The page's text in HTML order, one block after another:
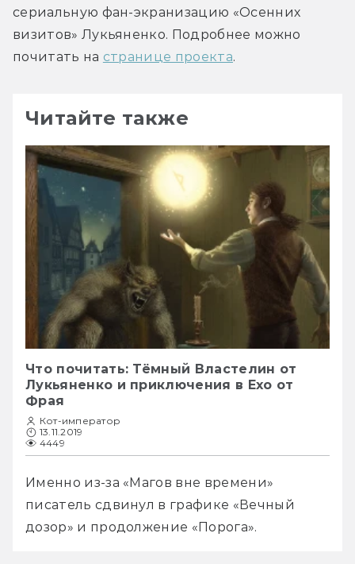
сериальную фан-экранизацию «Осенних
визитов» Лукьяненко. Подробнее можно
почитать на странице проекта.
Читайте также
Что почитать: Тёмный Властелин от
Лукьяненко и приключения в Ехо от
Фрая
Кот-император
13.11.2019
4449
Именно из-за «Магов вне времени»
писатель сдвинул в графике «Вечный
дозор» и продолжение «Порога».